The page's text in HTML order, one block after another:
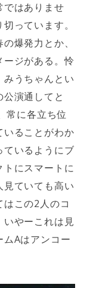
ではありませ
っています。
爆発力とか、
ジがある。怜
うちゃんとい
演通してと
常に各立ち位
いることがわか
ているようにブ
トにスマートに
ていても高い
この2人のコ
いやーこれは見
Aはアンコー